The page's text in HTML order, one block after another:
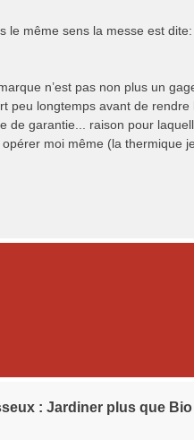
le même sens la messe est
n’est pas non plus un
peu longtemps avant de
de garantie... raison pour
moi même (la thermique
: Jardiner plus que